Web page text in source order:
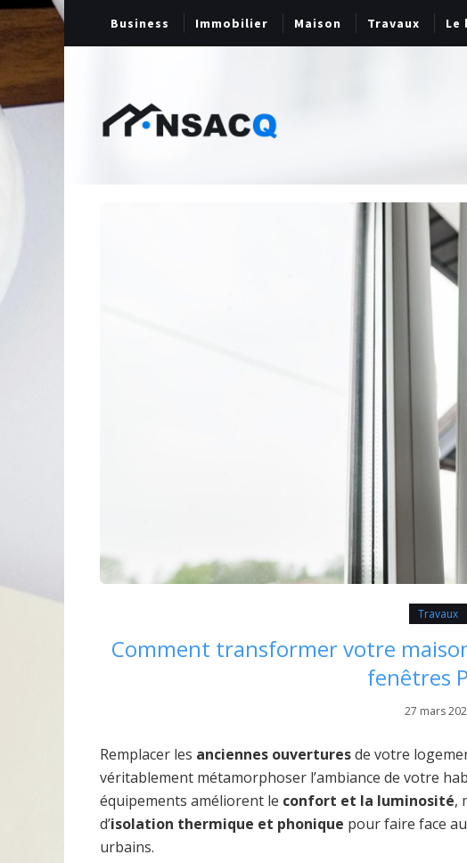
Business Immobilier Maison Travaux Le
Travaux
Comment transformer votre
fenêtres
27 mars
Remplacer les anciennes ouverturesde votre
véritablement métamorphoser l’ambiance de votre
équipements améliorent le confort et la luminosité,
d’isolation thermique et phonique pour faire face
urbains.